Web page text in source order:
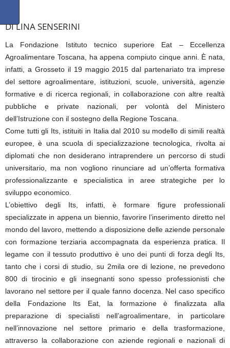
DI LINA SENSERINI
La Fondazione Istituto tecnico superiore Eat – Eccellenza
Agroalimentare Toscana, ha appena compiuto cinque anni. È nata,
infatti, a Grosseto il 19 maggio 2015 dal partenariato tra imprese
del settore agroalimentare, istituzioni, scuole, università, agenzie
formative e di ricerca regionali, in collaborazione con altre realtà
pubbliche e private nazionali, per volontà del Ministero
dell’Istruzione con il sostegno della Regione Toscana.
Come tutti gli Its, istituiti in Italia dal 2010 su modello di simili realtà
europee, è una scuola di specializzazione tecnologica, rivolta ai
diplomati che non desiderano intraprendere un percorso di studi
universitario, ma non vogliono rinunciare ad un’offerta formativa
professionalizzante e specialistica in aree strategiche per lo
sviluppo economico.
L’obiettivo degli Its, infatti, è formare figure professionali
specializzate in appena un biennio, favorire l’inserimento diretto nel
mondo del lavoro, mettendo a disposizione delle aziende personale
con formazione terziaria accompagnata da esperienza pratica. Il
legame con il tessuto produttivo è uno dei punti di forza degli Its,
tanto che i corsi di studio, su 2mila ore di lezione, ne prevedono
800 di tirocinio e gli insegnanti sono spesso professionisti che
lavorano nel settore per il quale fanno docenza. Nel caso specifico
della Fondazione Its Eat, la formazione è finalizzata alla
preparazione di specialisti nell’agroalimentare, in particolare
nell’innovazione nel settore primario e della trasformazione,
attraverso la collaborazione con aziende regionali e nazionali di